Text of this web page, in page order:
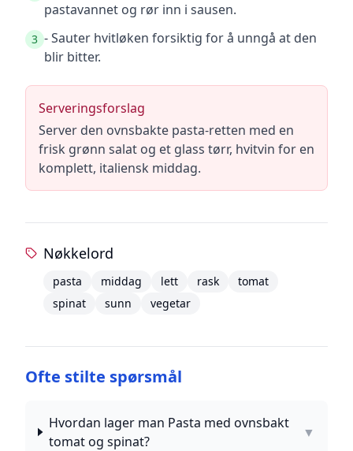
pastavannet og rør inn i sausen.
3 - Sauter hvitløken forsiktig for å unngå at den
blir bitter.
Serveringsforslag
Server den ovnsbakte pasta-retten med en
frisk grønn salat og et glass tørr, hvitvin for en
komplett, italiensk middag.
Nøkkelord
pasta middag lett rask
tomat
spinat
sunn vegetar
Ofte stilte spørsmål
Hvordan lager man Pasta med ovnsbakt
tomat og spinat?
▼